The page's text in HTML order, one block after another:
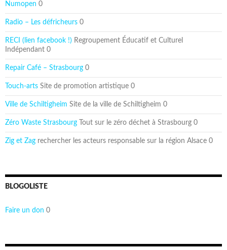
Numopen 0
Radio – Les défricheurs 0
RECI (lien facebook !) Regroupement Éducatif et Culturel
Indépendant 0
Repair Café – Strasbourg 0
Touch-arts Site de promotion artistique 0
Ville de Schiltigheim Site de la ville de Schiltigheim 0
Zéro Waste Strasbourg Tout sur le zéro déchet à Strasbourg 0
Zig et Zag rechercher les acteurs responsable sur la région Alsace 0
BLOGOLISTE
Faire un don 0